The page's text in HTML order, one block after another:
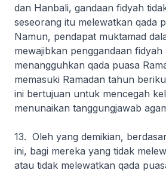
dan Hanbali, gandaan fidyah
seseorang itu melewatkan qada
Namun, pendapat muktamad
mewajibkan penggandaan
menangguhkan qada puasa
memasuki Ramadan tahun
ini bertujuan untuk mencegah
menunaikan tanggungjawab
13. Oleh yang demikian,
ini, bagi mereka yang tidak
atau tidak melewatkan qada